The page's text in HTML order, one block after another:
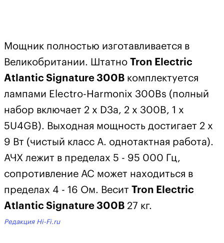
Мощник полностью изготавливается в
Великобритании. Штатно Tron Electric
Atlantic Signature 300B комплектуется
лампами Electro-Harmonix 300Bs (полный
набор включает 2 x D3a, 2 x 300B, 1 x
5U4GB). Выходная мощность достигает 2 х
9 Вт (чистый класс А. однотактная работа).
АЧХ лежит в пределах 5 - 95 000 Гц,
сопротивление АС может находиться в
пределах 4 - 16 Ом. Весит Tron Electric
Atlantic Signature 300B 27 кг.
Редакция Hi-Fi.ru